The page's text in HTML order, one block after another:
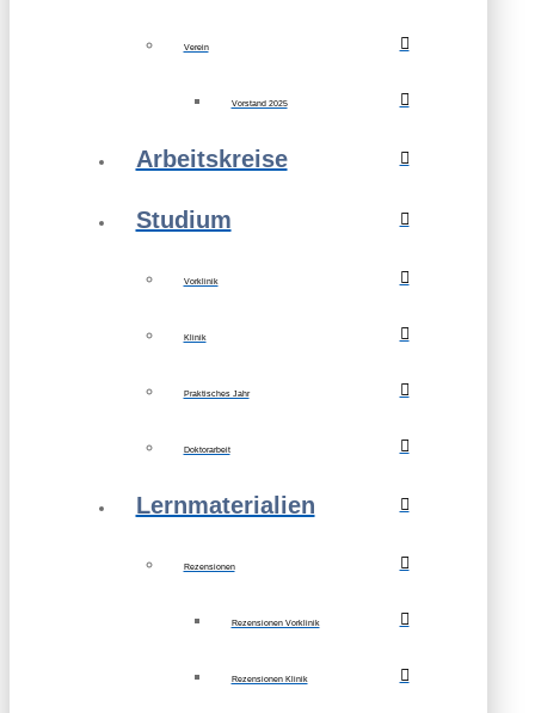
Verein
Vorstand 2025
Arbeitskreise
Studium
Vorklinik
Klinik
Praktisches Jahr
Doktorarbeit
Lernmaterialien
Rezensionen
Rezensionen Vorklinik
Rezensionen Klinik